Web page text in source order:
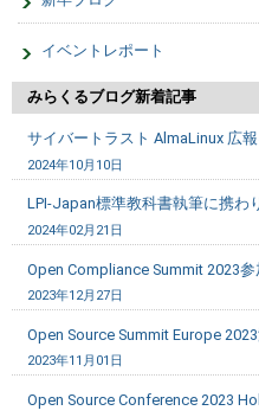
イベントレポート
みらくるブログ新着記事
サイバートラスト AlmaLinux 広
2024年10月10日
LPI-Japan標準教科書執筆に携わ
2024年02月21日
Open Compliance Summit 2023
2023年12月27日
Open Source Summit Europe
2023年11月01日
Open Source Conference 2023